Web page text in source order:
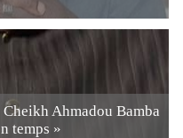
Ahmadou Bamba
temps »